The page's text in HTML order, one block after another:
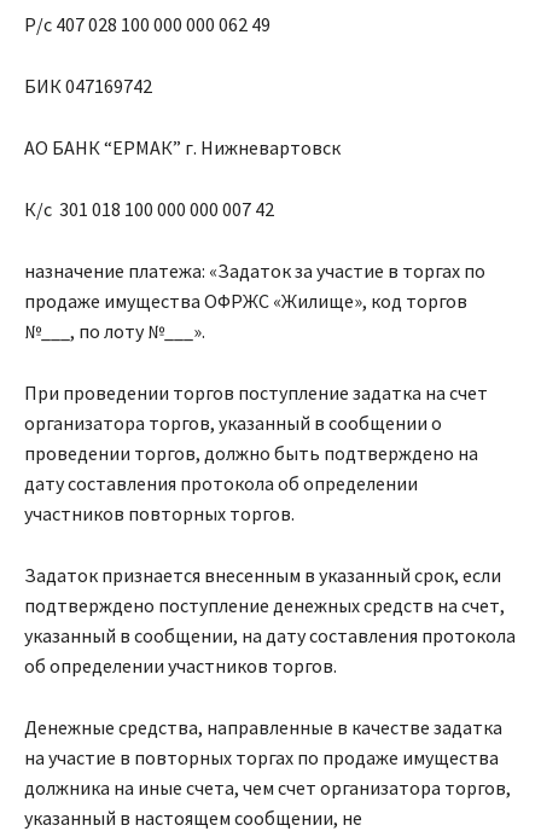
Р/с 407 028 100 000 000 062 49
БИК 047169742
АО БАНК “ЕРМАК” г. Нижневартовск
К/с 301 018 100 000 000 007 42
назначение платежа: «Задаток за участие в торгах по
продаже имущества ОФРЖС «Жилище», код торгов
№___, по лоту №___».
При проведении торгов поступление задатка на счет
организатора торгов, указанный в сообщении о
проведении торгов, должно быть подтверждено на
дату составления протокола об определении
участников повторных торгов.
Задаток признается внесенным в указанный срок, если
подтверждено поступление денежных средств на счет,
указанный в сообщении, на дату составления протокола
об определении участников торгов.
Денежные средства, направленные в качестве задатка
на участие в повторных торгах по продаже имущества
должника на иные счета, чем счет организатора торгов,
указанный в настоящем сообщении, не